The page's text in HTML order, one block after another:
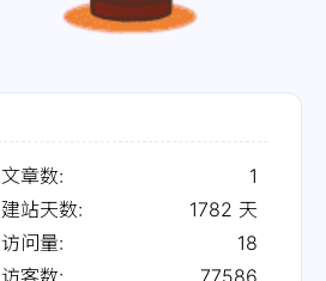
文章数:
1
建站天数:
1782 天
访问量:
18
访客数:
77586